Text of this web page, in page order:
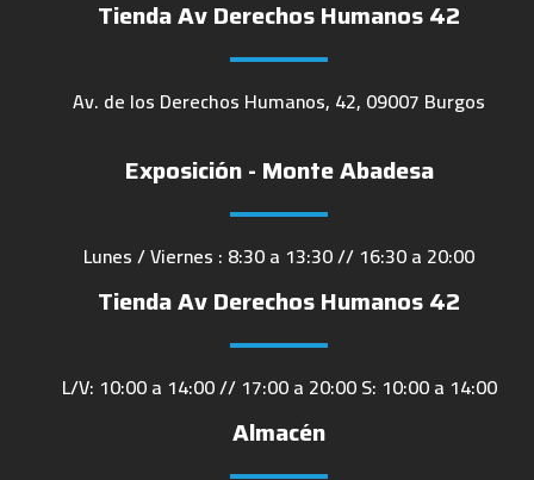
Tienda Av Derechos Humanos 42
Av. de los Derechos Humanos, 42, 09007 Burgos
Exposición - Monte Abadesa
Lunes / Viernes : 8:30 a 13:30 // 16:30 a 20:00
Tienda Av Derechos Humanos 42
L/V: 10:00 a 14:00 // 17:00 a 20:00 S: 10:00 a 14:00
Almacén